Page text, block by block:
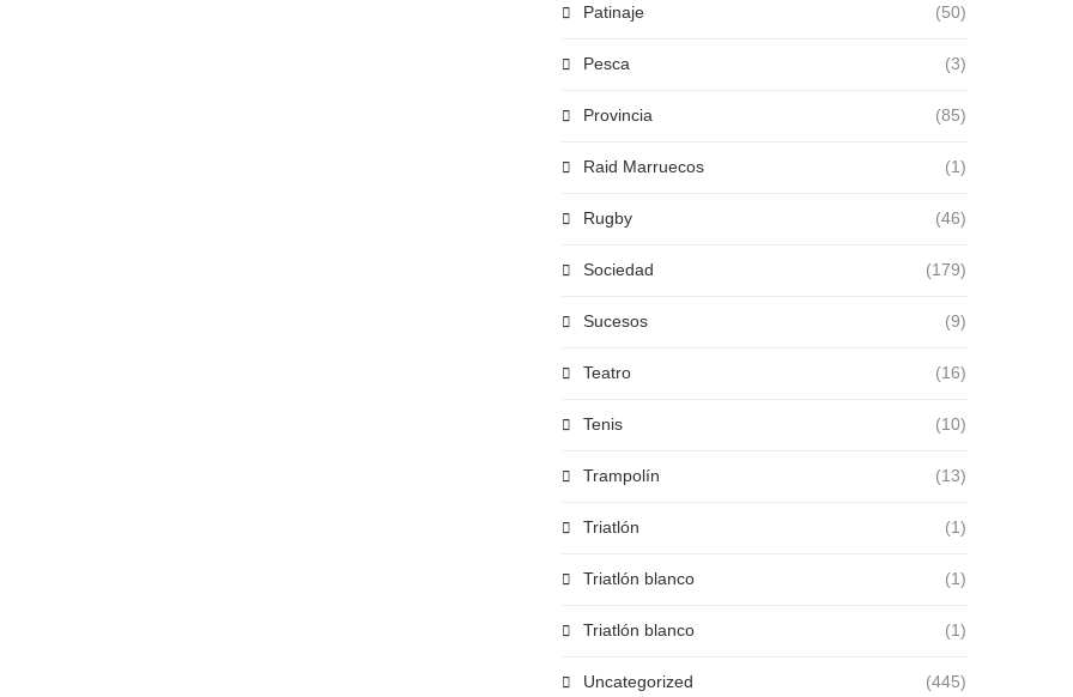
Patinaje (50)
Pesca (3)
Provincia (85)
Raid Marruecos (1)
Rugby (46)
Sociedad (179)
Sucesos (9)
Teatro (16)
Tenis (10)
Trampolín (13)
Triatlón (1)
Triatlón blanco (1)
Triatlón blanco (1)
Uncategorized (445)